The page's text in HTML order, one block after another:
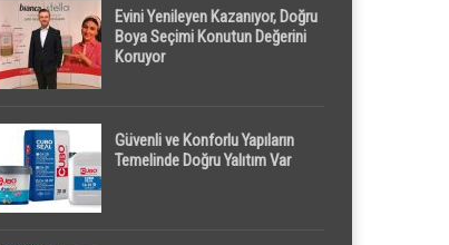
Evini Yenileyen Kazanıyor, Doğru
Boya Seçimi Konutun Değerini
Koruyor
Güvenli ve Konforlu Yapıların
Temelinde Doğru Yalıtım Var